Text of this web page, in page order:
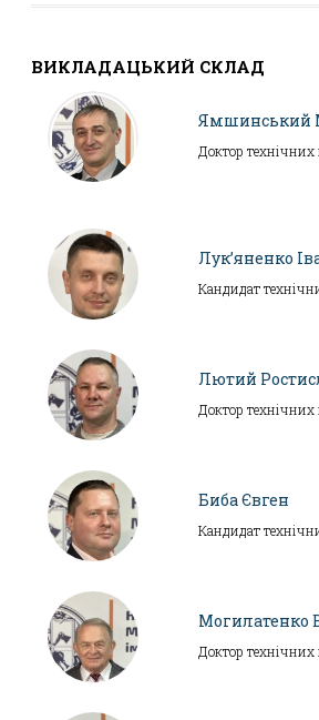
ВИКЛАДАЦЬКИЙ СКЛАД
Ямшинський
Доктор
Лук’яненко
Кандидат
Лютий
Доктор
Биба Євген
Кандидат
Могилатенко
Доктор